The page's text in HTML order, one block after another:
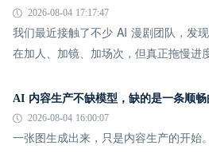
2026-08-04 17:17:47
我们最近接触了不少 AI 漫剧团队，发
在加人、加镜、加场次，但真正拖慢进
AI 内容生产不缺模型，缺的是一条顺畅
2026-08-04 16:00:07
一张图生成出来，只是内容生产的开始。